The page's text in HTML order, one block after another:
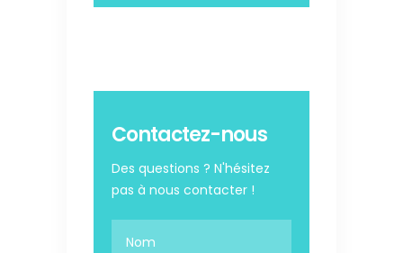
Contactez-nous
Des questions ? N'hésitez
pas à nous contacter !